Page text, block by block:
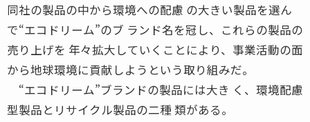
同社の製品の中から環境への配慮 の大きい製品を選ん
で“エコドリーム”のブ ランド名を冠し、これらの製品の
売り上げを 年々拡大していくことにより、事業活動の面
から地球環境に貢献しようという取り組みだ。
“エコドリーム”ブランドの製品には大き く、環境配慮
型製品とリサイクル製品の二種 類がある。